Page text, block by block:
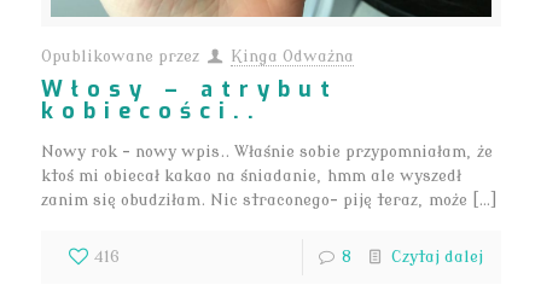
Opublikowane przez Kinga Odważna
Włosy – atrybut
kobiecości..
Nowy rok – nowy wpis.. Właśnie sobie przypomniałam, że
ktoś mi obiecał kakao na śniadanie, hmm ale wyszedł
zanim się obudziłam. Nic straconego- piję teraz, może […]
416 8 Czytaj dalej